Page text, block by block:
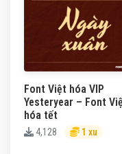
Font Việt hóa VIP
Yesteryear – Font
hóa tết
4,128 1 xu